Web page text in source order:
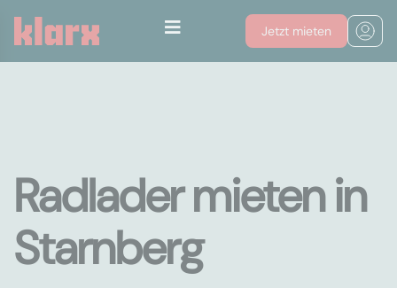
Jetzt mieten
Radlader mieten in
Starnberg